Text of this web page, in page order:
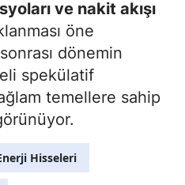
ve nakit akışı
öne
dönemin
spekülatif
temellere sahip
Hisseleri